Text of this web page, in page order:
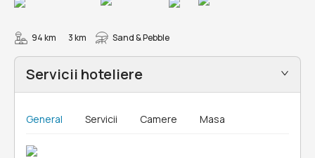
94 km 3 km Sand & Pebble
Servicii hoteliere
General Servicii Camere Masa